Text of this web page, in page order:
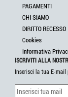
PAGAMENTI
CHI SIAMO
DIRITTO RECESSO
Cookies
Informativa
ISCRIVITI ALLA
Inserisci la tua E-mail